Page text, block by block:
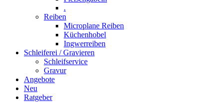
.
Reiben
Microplane Reiben
Küchenhobel
Ingwerreiben
Schleiferei / Gravieren
Schleifservice
Gravur
Angebote
Neu
Ratgeber